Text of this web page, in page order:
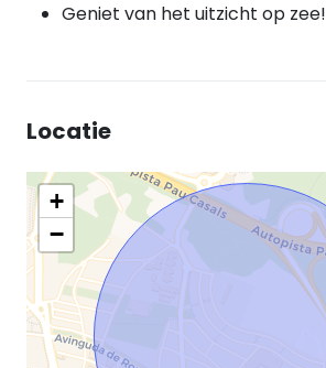
Geniet van het uitzicht op zee!
Locatie
+
−